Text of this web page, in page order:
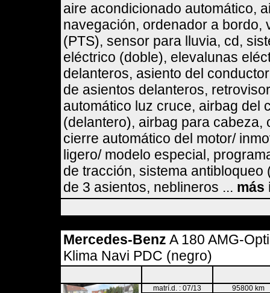
aire acondicionado automático,
navegación, ordenador a bordo,
(PTS), sensor para lluvia, cd,
eléctrico (doble), elevalunas
delanteros, asiento del
de asientos delanteros,
automático luz cruce, airbag del
(delantero), airbag para
cierre automático del motor/
ligero/ modelo especial,
de tracción, sistema
de 3 asientos, neblineros ... más
Mercedes-Benz A 180 AMG-
Klima Navi PDC (negro)
matrí.d. : 07/13 95800 km